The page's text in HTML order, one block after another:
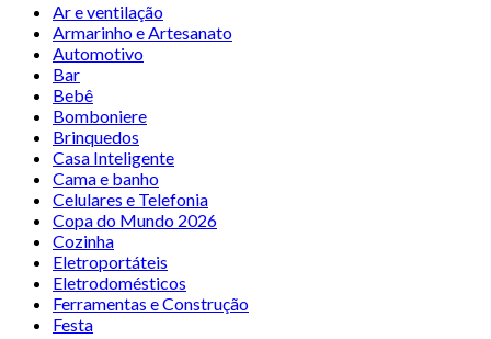
Ar e ventilação
Armarinho e Artesanato
Automotivo
Bar
Bebê
Bomboniere
Brinquedos
Casa Inteligente
Cama e banho
Celulares e Telefonia
Copa do Mundo 2026
Cozinha
Eletroportáteis
Eletrodomésticos
Ferramentas e Construção
Festa